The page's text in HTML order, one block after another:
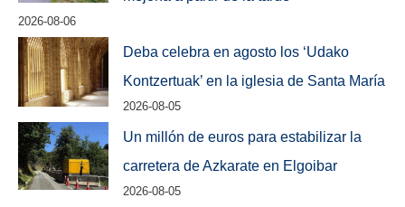
2026-08-06
Deba celebra en agosto los ‘Udako
Kontzertuak’ en la iglesia de Santa María
2026-08-05
Un millón de euros para estabilizar la
carretera de Azkarate en Elgoibar
2026-08-05